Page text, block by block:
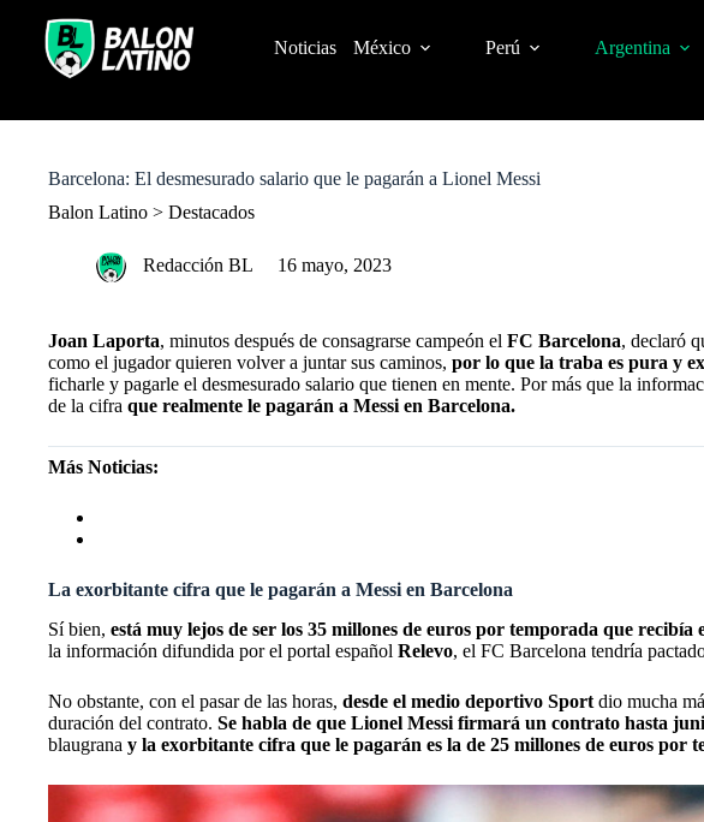
o
Noticias México Perú Argentina
Barcelona: El desmesurado salario que le pagarán a Lionel Messi
Balon Latino > Destacados
Redacción BL 16 mayo, 2023
Joan Laporta, minutos después de consagrarse campeón el FC Barcelona, declaró
como el jugador quieren volver a juntar sus caminos, por lo que la traba es pura y
ficharle y pagarle el desmesurado salario que tienen en mente. Por más que la
de la cifra que realmente le pagarán a Messi en Barcelona.
Más Noticias:
La exorbitante cifra que le pagarán a Messi en Barcelona
Sí bien, está muy lejos de ser los 35 millones de euros por temporada que recibía
la información difundida por el portal español Relevo, el FC Barcelona tendría
No obstante, con el pasar de las horas, desde el medio deportivo Sport dio mucha
duración del contrato. Se habla de que Lionel Messi firmará un contrato hasta
blaugrana y la exorbitante cifra que le pagarán es la de 25 millones de euros por